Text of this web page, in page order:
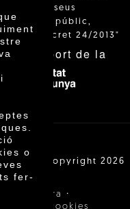
o
fer-
els seus
al públic,
el Decret 24/2013"
el suport de la
SCCL | Copyright 2026
de compra ·
de cookies